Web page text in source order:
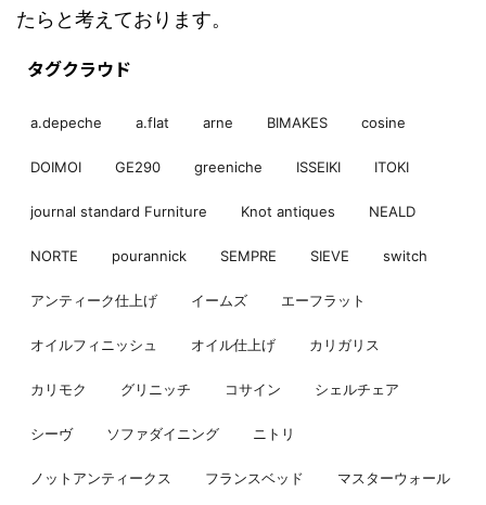
たらと考えております。
タグクラウド
a.depeche a.flat arne BIMAKES cosine
DOIMOI GE290 greeniche ISSEIKI ITOKI
journal standard Furniture Knot antiques NEALD
NORTE pourannick SEMPRE SIEVE switch
アンティーク仕上げ イームズ エーフラット
オイルフィニッシュ オイル仕上げ カリガリス
カリモク グリニッチ コサイン シェルチェア
シーヴ ソファダイニング ニトリ
ノットアンティークス フランスベッド マスターウォール